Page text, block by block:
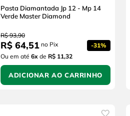
Pasta Diamantada Jp 12 - Mp 14
Verde Master Diamond
R$ 93,90
R$ 64,51 no Pix -31%
Ou em até 6x de R$ 11,32
ADICIONAR AO CARRINHO